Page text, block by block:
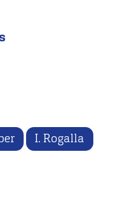
I. Rogalla